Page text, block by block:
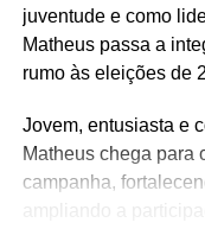
juventude e como
Matheus passa a
rumo às eleições de
Jovem, entusiasta e
Matheus chega para
campanha,